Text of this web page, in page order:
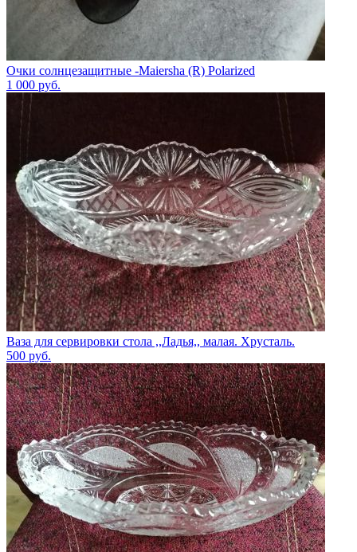
Очки солнцезащитные -Maiersha (R) Polarized
1 000 руб.
Ваза для сервировки стола ,,Ладья,, малая. Хрусталь.
500 руб.